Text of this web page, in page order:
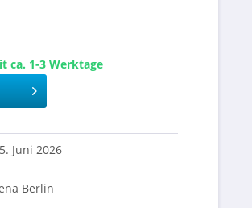
ca. 1-3 Werktage
Juni 2026
Berlin